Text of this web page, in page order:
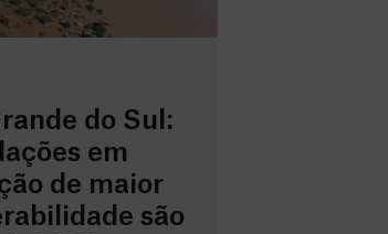
do Sul:
em
de maior
são